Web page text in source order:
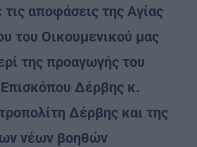
αποφάσεις της Αγίας
του Οικουμενικού μας
της προαγωγής του
Δέρβης κ.
Δέρβης και της
νέων βοηθών